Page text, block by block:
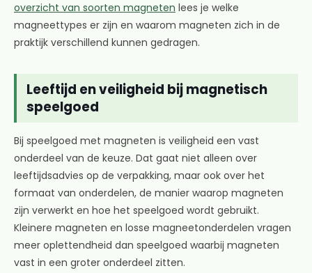
overzicht van soorten magneten lees je welke
magneettypes er zijn en waarom magneten zich in de
praktijk verschillend kunnen gedragen.
Leeftijd en veiligheid bij magnetisch
speelgoed
Bij speelgoed met magneten is veiligheid een vast
onderdeel van de keuze. Dat gaat niet alleen over
leeftijdsadvies op de verpakking, maar ook over het
formaat van onderdelen, de manier waarop magneten
zijn verwerkt en hoe het speelgoed wordt gebruikt.
Kleinere magneten en losse magneetonderdelen vragen
meer oplettendheid dan speelgoed waarbij magneten
vast in een groter onderdeel zitten.